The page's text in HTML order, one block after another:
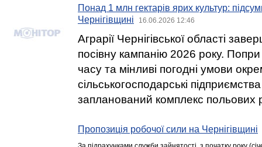
Понад 1 млн гектарів ярих культур:
Чернігівщині
16.06.2026 12:46
Аграрії Чернігівської області
посівну кампанію 2026 року.
часу та мінливі погодні умови
сільськогосподарські
запланований комплекс польових
Пропозиція робочої сили на Чернігівщині